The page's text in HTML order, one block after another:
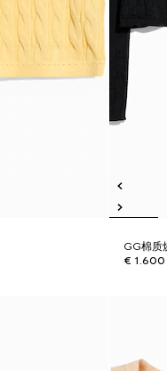
GG棉质
€ 1.600